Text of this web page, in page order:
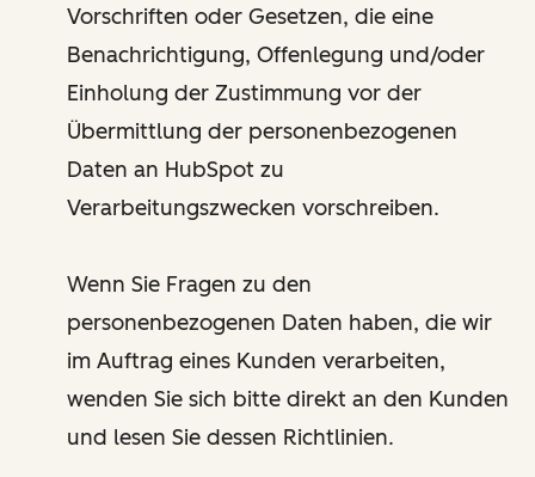
Vorschriften oder Gesetzen, die eine
Benachrichtigung, Offenlegung und/oder
Einholung der Zustimmung vor der
Übermittlung der personenbezogenen
Daten an HubSpot zu
Verarbeitungszwecken vorschreiben.
Wenn Sie Fragen zu den
personenbezogenen Daten haben, die wir
im Auftrag eines Kunden verarbeiten,
wenden Sie sich bitte direkt an den Kunden
und lesen Sie dessen Richtlinien.